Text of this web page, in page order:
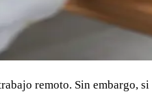
remoto. Sin embargo,